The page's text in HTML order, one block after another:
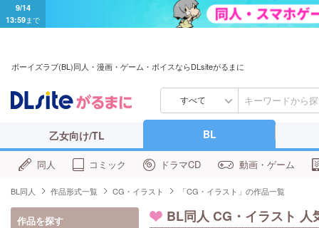
9/14
13:59まで
ボーイズラブ(BL)同人・漫画・ゲーム・ボイスならDLsiteがるまに
すべて
乙女向け/TL BL
同人 コミック ドラマCD 動画・ゲーム
BL同人 作品形式一覧 CG・イラスト 「CG・イラスト」の作品一覧
BL同人 CG・イラスト 人
作品を探す